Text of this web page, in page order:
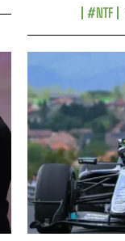
#NTF